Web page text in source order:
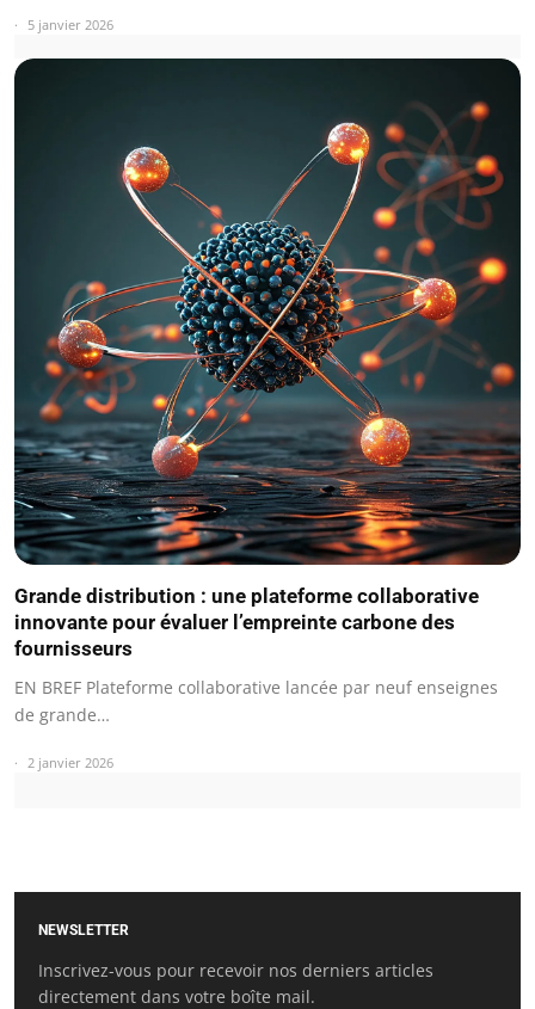
5 janvier 2026
Grande distribution : une plateforme collaborative
innovante pour évaluer l’empreinte carbone des
fournisseurs
EN BREF Plateforme collaborative lancée par neuf enseignes
de grande…
2 janvier 2026
NEWSLETTER
Inscrivez-vous pour recevoir nos derniers articles
directement dans votre boîte mail.